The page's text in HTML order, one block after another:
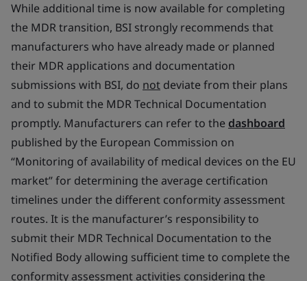
While additional time is now available for completing
the MDR transition, BSI strongly recommends that
manufacturers who have already made or planned
their MDR applications and documentation
submissions with BSI, do not deviate from their plans
and to submit the MDR Technical Documentation
promptly. Manufacturers can refer to the dashboard
published by the European Commission on
“Monitoring of availability of medical devices on the EU
market” for determining the average certification
timelines under the different conformity assessment
routes. It is the manufacturer’s responsibility to
submit their MDR Technical Documentation to the
Notified Body allowing sufficient time to complete the
conformity assessment activities considering the